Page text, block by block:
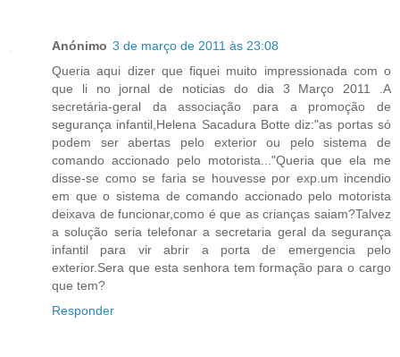
Anónimo 3 de março de 2011 às 23:08
Queria aqui dizer que fiquei muito impressionada com o
que li no jornal de noticias do dia 3 Março 2011 .A
secretária-geral da associação para a promoção de
segurança infantil,Helena Sacadura Botte diz:"as portas só
podem ser abertas pelo exterior ou pelo sistema de
comando accionado pelo motorista..."Queria que ela me
disse-se como se faria se houvesse por exp.um incendio
em que o sistema de comando accionado pelo motorista
deixava de funcionar,como é que as crianças saiam?Talvez
a solução seria telefonar a secretaria geral da segurança
infantil para vir abrir a porta de emergencia pelo
exterior.Sera que esta senhora tem formação para o cargo
que tem?
Responder